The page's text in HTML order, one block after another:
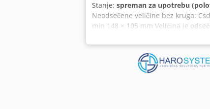
Stanje: spreman za upotrebu
Neodsečene veličine bez kruga:
min 148 × 105 mm Veličina je
(220/380V, 50Hz) Opremu skup
251 • kompenzacija slagača CS-20